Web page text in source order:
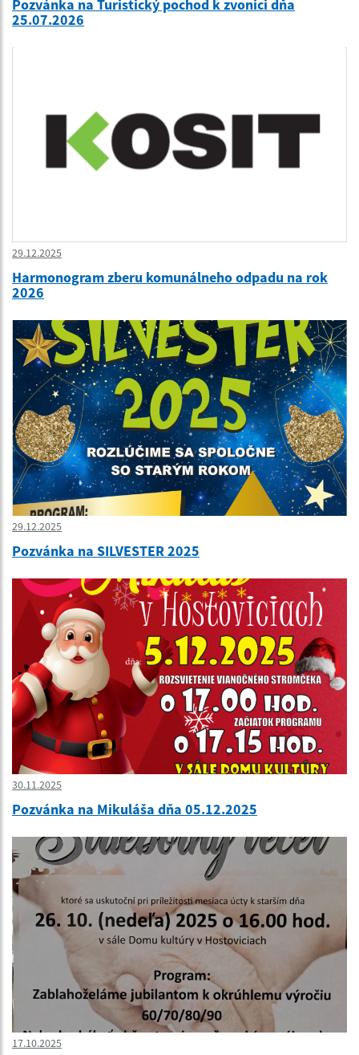
Pozvánka na Turistický pochod k zvonici dňa
25.07.2026
29.12.2025
Harmonogram zberu komunálneho odpadu na rok
2026
29.12.2025
Pozvánka na SILVESTER 2025
30.11.2025
Pozvánka na Mikuláša dňa 05.12.2025
17.10.2025